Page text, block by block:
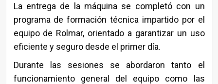
La entrega de la máquina se completó con un
programa de formación técnica impartido por el
equipo de Rolmar, orientado a garantizar un uso
eficiente y seguro desde el primer día.
Durante las sesiones se abordaron tanto el
funcionamiento general del equipo como las